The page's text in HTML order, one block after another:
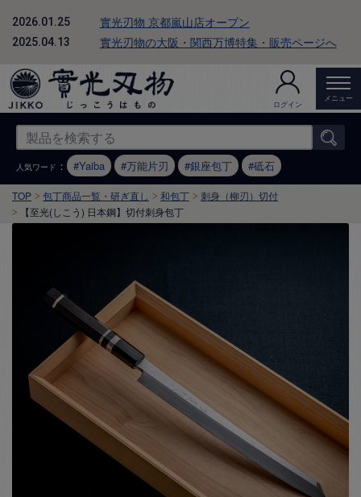
2026.01.25 實光刃物 京都嵐山店オープン
2025.04.13 實光刃物の大阪・関西万博特集・販売ページへ
ログイン
メニュー
人気ワード ： Yaiba 万能片刃 銀座包丁 砥石
TOP 包丁商品一覧・研ぎ直し 和包丁
刺身（柳刃）切付
【至光(しこう) 日本鋼】切付刺身包丁